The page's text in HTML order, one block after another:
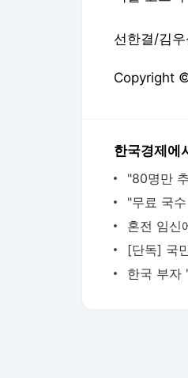
선한결/김
Copyright
한국경제에